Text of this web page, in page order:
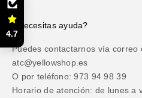
¿Necesitas ayuda?
Puedes contactarnos vía correo
atc@yellowshop.es
O por teléfono: 973 94 98 39
Horario de atención: de lunes a
4.7